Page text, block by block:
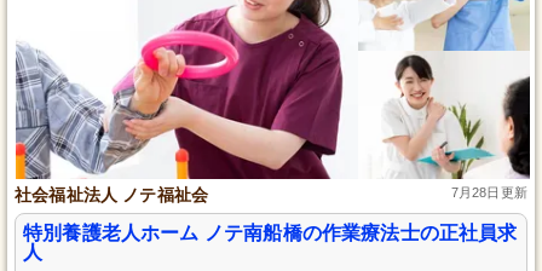
社会福祉法人 ノテ福祉会 7月28日更新
特別養護老人ホーム ノテ南船橋の作業療法士の正社員求
人